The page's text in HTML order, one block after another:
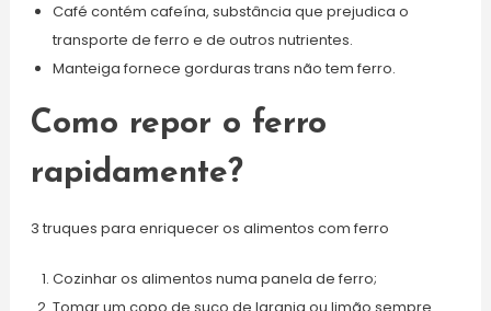
Café contém cafeína, substância que prejudica o
transporte de ferro e de outros nutrientes.
Manteiga fornece gorduras trans não tem ferro.
Como repor o ferro
rapidamente?
3 truques para enriquecer os alimentos com ferro
Cozinhar os alimentos numa panela de ferro;